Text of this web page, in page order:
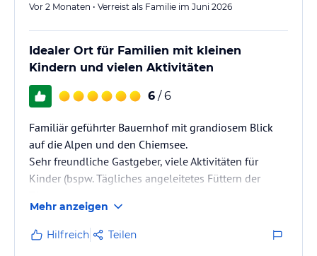
Vor 2 Monaten • Verreist als Familie im Juni 2026
Idealer Ort für Familien mit kleinen
Kindern und vielen Aktivitäten
6 / 6
Familiär geführter Bauernhof mit grandiosem Blick
auf die Alpen und den Chiemsee.
Sehr freundliche Gastgeber, viele Aktivitäten für
Kinder (bspw. Tägliches angeleitetes Füttern der
Zahlreiche Ausflugsziele in der Umgebung.
Mehr anzeigen
Hilfreich Teilen